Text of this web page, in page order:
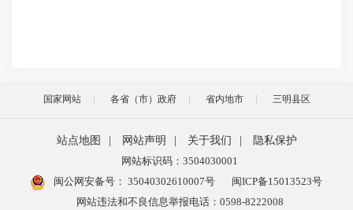
国家网站 各省（市）政府 省内地市 三明县区
站点地图 网站声明 关于我们
隐私保护
网站标识码：3504030001
闽公网安备号： 35040302610007号
闽ICP备15013523号
网站违法和不良信息举报电话：0598-8222008